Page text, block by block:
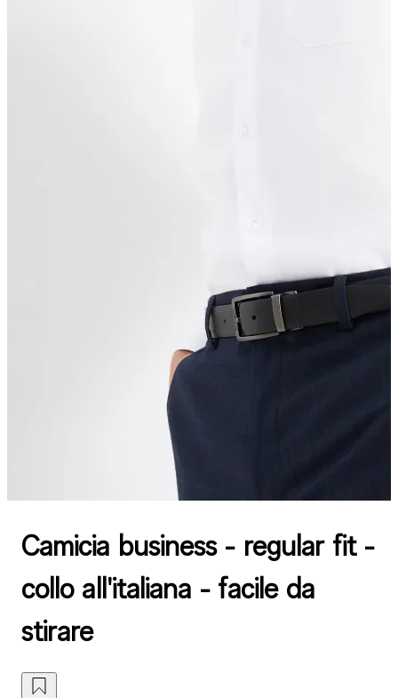
Camicia business - regular fit -
collo all'italiana - facile da
stirare